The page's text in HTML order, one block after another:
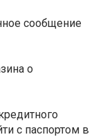
сообщение
о
с паспортом в